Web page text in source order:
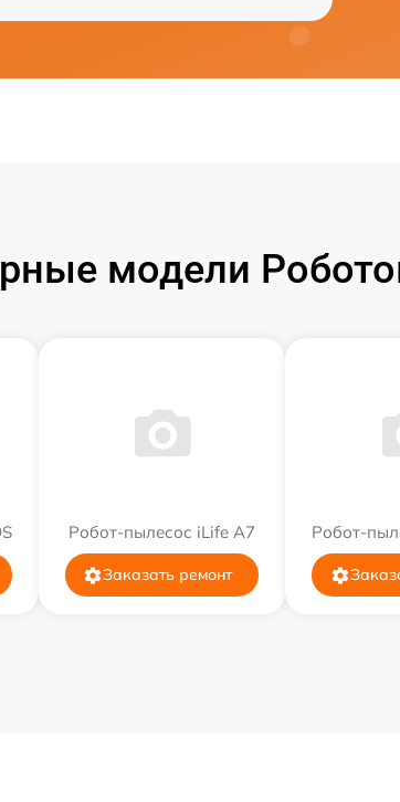
модели
Робот-пылесос iLife A7
Заказать ремонт
Робот-